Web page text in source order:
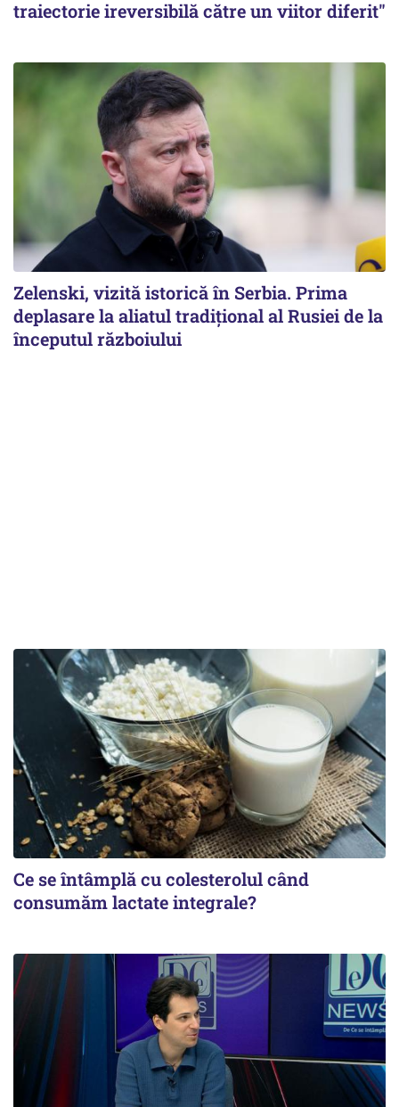
traiectorie ireversibilă către un viitor diferit"
Zelenski, vizită istorică în Serbia. Prima
deplasare la aliatul tradițional al Rusiei de la
începutul războiului
Ce se întâmplă cu colesterolul când
consumăm lactate integrale?